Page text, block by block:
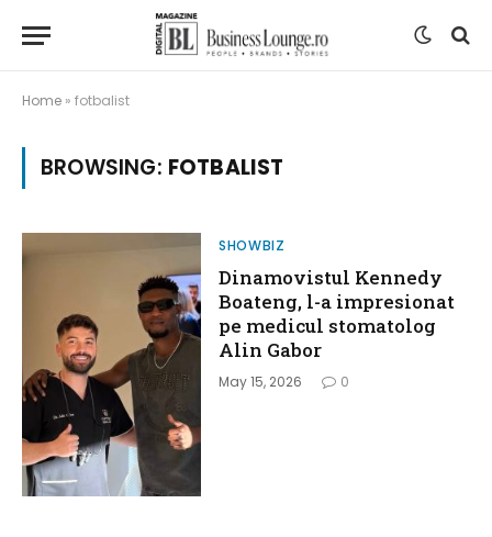
Home » fotbalist
BROWSING: FOTBALIST
SHOWBIZ
Dinamovistul Kennedy
Boateng, l-a impresionat
pe medicul stomatolog
Alin Gabor
May 15, 2026 0